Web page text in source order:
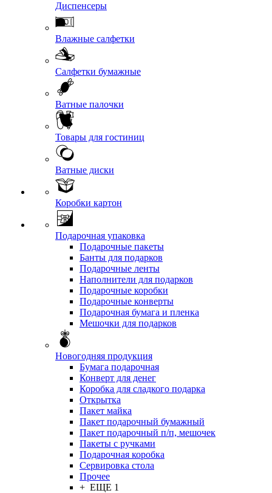
Диспенсеры
Влажные салфетки
Салфетки бумажные
Ватные палочки
Товары для гостиниц
Ватные диски
Коробки картон
Подарочная упаковка
Подарочные пакеты
Банты для подарков
Подарочные ленты
Наполнители для подарков
Подарочные коробки
Подарочные конверты
Подарочная бумага и пленка
Мешочки для подарков
Новогодняя продукция
Бумага подарочная
Конверт для денег
Коробка для сладкого подарка
Открытка
Пакет майка
Пакет подарочный бумажный
Пакет подарочный п/п, мешочек
Пакеты с ручками
Подарочная коробка
Сервировка стола
Прочее
+ ЕЩЕ 1